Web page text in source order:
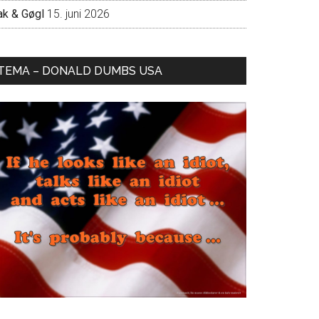
& Gøgl 15. juni 2026
– DONALD DUMBS USA